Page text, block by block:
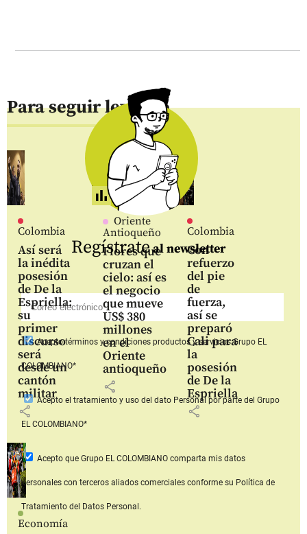
Para seguir leyendo
Colombia
Así será
la inédita
posesión
de De la
Espriella:
su
primer
discurso
será
desde un
cantón
militar
share
Oriente
Antioqueño
Flores que
cruzan el
cielo: así es
el negocio
que mueve
US$ 380
millones
en el
Oriente
antioqueño
share
Colombia
Con
refuerzo
del pie
de
fuerza,
así se
preparó
Cali para
la
posesión
de De la
Espriella
share
Economía
Regístrateal newsletter
Aceptotérminos y condiciones productos y serviciosGrupo EL
COLOMBIANO*
Acepto el tratamiento y uso del dato Personalpor parte del Grupo
EL COLOMBIANO*
Acepto que Grupo EL COLOMBIANOcomparta mis datos
personales con terceros aliados comerciales conforme su Política de
Tratamiento del Datos Personal.